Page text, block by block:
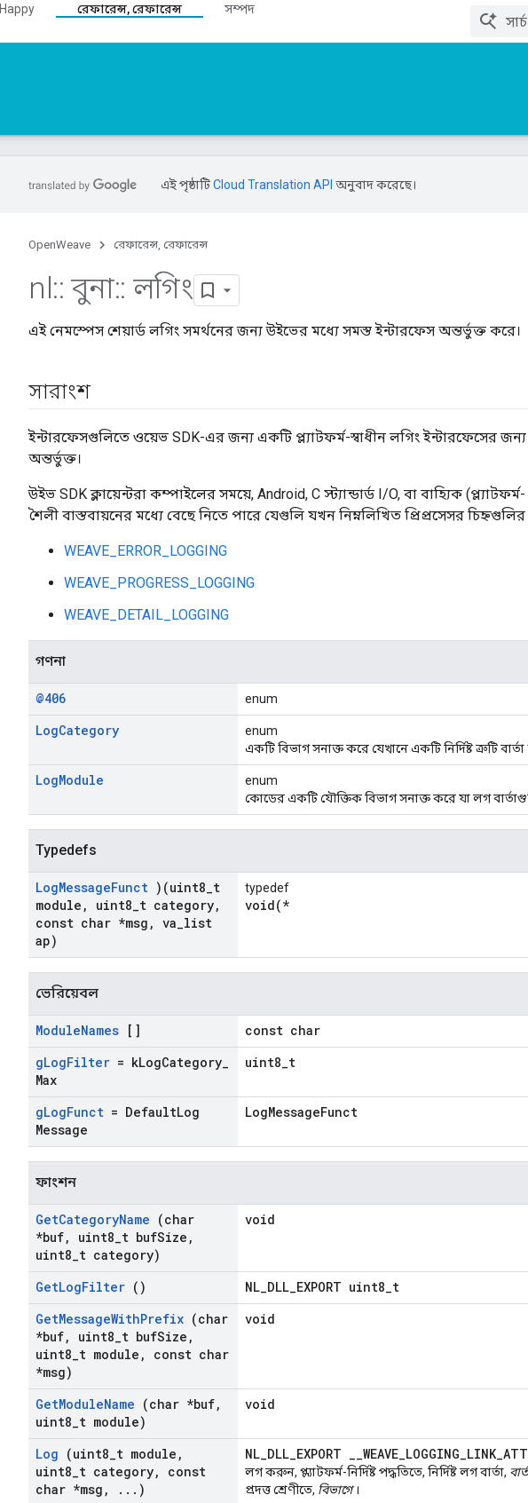
Happy রেফারেন্স, রেফারেন্স
সম্পদ
এই পৃষ্ঠাটিCloud Translation API অনুবাদ করেছে।
OpenWeave রেফারেন্স, রেফারেন্স
nl:: বুনা:: লগিং
এই নেমস্পেস শেয়ার্ড লগিং সমর্থনের জন্য উইভের মধ্যে সমস্ত ইন্টারফেস অন্তর্ভুক্ত করে।
সারাংশ
ইন্টারফেসগুলিতে ওয়েভ SDK-এর জন্য একটি প্ল্যাটফর্ম-স্বাধীন লগিং ইন্টারফেসের
অন্তর্ভুক্ত।
উইভ SDK ক্লায়েন্টরা কম্পাইলের সময়ে, Android, C স্ট্যান্ডার্ড I/O, বা বাহ্যিক
শৈলী বাস্তবায়নের মধ্যে বেছে নিতে পারে যেগুলি যখন নিম্নলিখিত প্রিপ্রসেসর
WEAVE_ERROR_LOGGING
WEAVE_PROGRESS_LOGGING
WEAVE_DETAIL_LOGGING
গণনা
@406 enum
LogCategory
enum
একটি বিভাগ সনাক্ত করে যেখানে একটি নির্দিষ্ট ত্রুটি বার্তা
LogModule
enum
কোডের একটি যৌক্তিক বিভাগ সনাক্ত করে যা লগ
Typedefs
LogMessageFunct )(uint8 t
module , uint8 t category,
const char *msg , va list
ap)
typedef
void(*
ভেরিয়েবল
ModuleNames []
const char
gLogFilter = kLogCategory
Max
uint8_t
gLogFunct = DefaultLog
Message
LogMessageFunct
ফাংশন
GetCategoryName (char
*buf, uint8 t bufSize ,
uint8 t category)
void
GetLogFilter ()
NL_DLL_EXPORT uint8_t
GetMessageWithPrefix (char
*buf, uint8 t bufSize ,
uint8 t module ,
const char
*msg)
void
GetModuleName (char *buf,
uint8 t module)
void
Log (uint8 t module ,
uint8 t category,
const
char *msg , . . . )
NL_DLL_EXPORT
লগ করুন, প্ল্যাটফর্ম-নির্দিষ্ট পদ্ধতিতে, নির্দিষ্ট লগ বার্তা,
প্রদত্ত শ্রেণীতে, বিভাগে।